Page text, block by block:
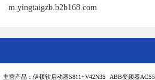
m.yingtaigzb.b2b168.com
主营产品：伊顿软启动器S811+V42N3S ABB变频器